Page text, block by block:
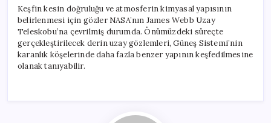
Keşfin kesin doğruluğu ve atmosferin kimyasal yapısının
belirlenmesi için gözler NASA’nın James Webb Uzay
Teleskobu’na çevrilmiş durumda. Önümüzdeki süreçte
gerçekleştirilecek derin uzay gözlemleri, Güneş Sistemi’nin
karanlık köşelerinde daha fazla benzer yapının keşfedilmesine
olanak tanıyabilir.